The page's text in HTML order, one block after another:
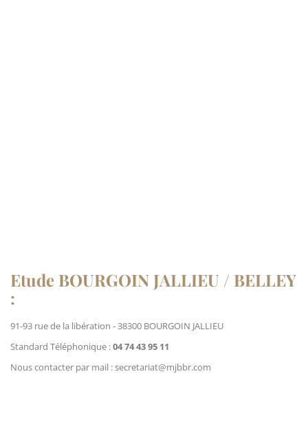
Etude BOURGOIN JALLIEU / BELLEY
:
91-93 rue de la libération - 38300 BOURGOIN JALLIEU
Standard Téléphonique :04 74 43 95 11
Nous contacter par mail : secretariat@mjbbr.com